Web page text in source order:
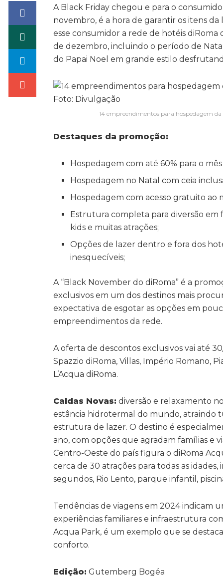
A Black Friday chegou e para o
novembro, é a hora de garantir os itens
esse consumidor a rede de hotéis
de dezembro, incluindo o período de
do Papai Noel em grande estilo
14 empreendimentos para hospedagem da
Destaques da promoção:
Hospedagem com até 60% para o
Hospedagem no Natal com ceia
Hospedagem com acesso gratuito ao
Estrutura completa para diversão em
kids e muitas atrações;
Opções de lazer dentro e fora dos
inesquecíveis;
A “Black November do diRoma” é a
exclusivos em um dos destinos mais
expectativa de esgotar as opções em
empreendimentos da rede.
A oferta de descontos exclusivos vai até
Spazzio diRoma, Villas, Império Romano,
L’Acqua diRoma.
Caldas Novas: diversão e relaxamento
estância hidrotermal do mundo, atraindo
estrutura de lazer. O destino é
ano, com opções que agradam famílias e
Centro-Oeste do país figura o diRoma
cerca de 30 atrações para todas as
segundos, Rio Lento, parque infantil,
Tendências de viagens em 2024 indicam
experiências familiares e infraestrutura
Acqua Park, é um exemplo que se
conforto.
Edição: Gutemberg Bogéa